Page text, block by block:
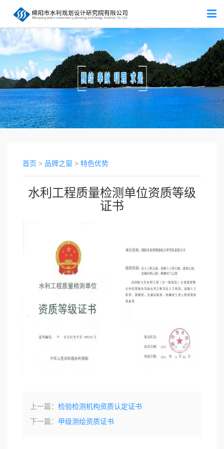
首页 > 品牌之窗 > 特色优势
水利工程质量检测单位资质等级
证书
上一篇： 检验检测机构资质认定证书
下一篇： 甲级测绘资质证书